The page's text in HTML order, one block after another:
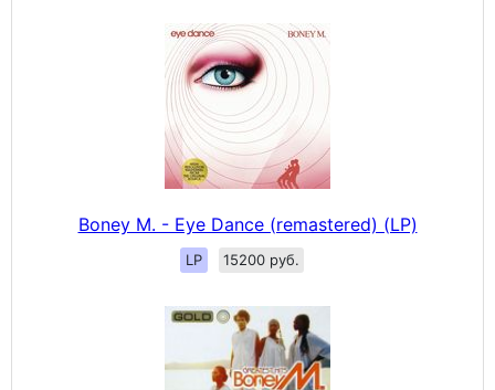
Boney M. - Eye Dance (remastered) (LP)
LP 15200 руб.